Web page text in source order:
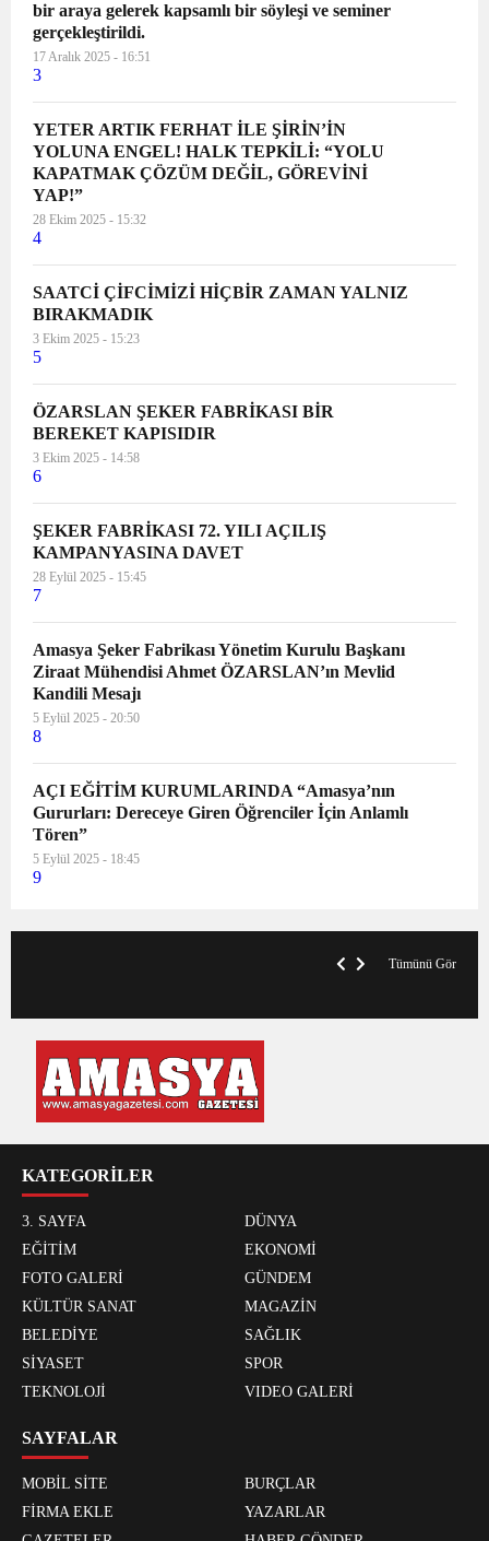
bir araya gelerek kapsamlı bir söyleşi ve seminer
gerçekleştirildi.
17 Aralık 2025 - 16:51
3
YETER ARTIK FERHAT İLE ŞİRİN’İN
YOLUNA ENGEL! HALK TEPKİLİ: “YOLU
KAPATMAK ÇÖZÜM DEĞİL, GÖREVİNİ
YAP!”
28 Ekim 2025 - 15:32
4
SAATCİ ÇİFCİMİZİ HİÇBİR ZAMAN YALNIZ
BIRAKMADIK
3 Ekim 2025 - 15:23
5
ÖZARSLAN ŞEKER FABRİKASI BİR
BEREKET KAPISIDIR
3 Ekim 2025 - 14:58
6
ŞEKER FABRİKASI 72. YILI AÇILIŞ
KAMPANYASINA DAVET
28 Eylül 2025 - 15:45
7
Amasya Şeker Fabrikası Yönetim Kurulu Başkanı
Ziraat Mühendisi Ahmet ÖZARSLAN’ın Mevlid
Kandili Mesajı
5 Eylül 2025 - 20:50
8
AÇI EĞİTİM KURUMLARINDA “Amasya’nın
Gururları: Dereceye Giren Öğrenciler İçin Anlamlı
Tören”
5 Eylül 2025 - 18:45
9
Tümünü Gör
KATEGORİLER
3. SAYFA
DÜNYA
EĞİTİM
EKONOMİ
FOTO GALERİ
GÜNDEM
KÜLTÜR SANAT
MAGAZİN
BELEDİYE
SAĞLIK
SİYASET
SPOR
TEKNOLOJİ
VIDEO GALERİ
SAYFALAR
MOBİL SİTE
BURÇLAR
FİRMA EKLE
YAZARLAR